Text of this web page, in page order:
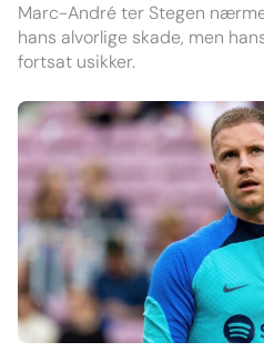
Marc-André ter Stegen
hans alvorlige skade, men
fortsat usikker.